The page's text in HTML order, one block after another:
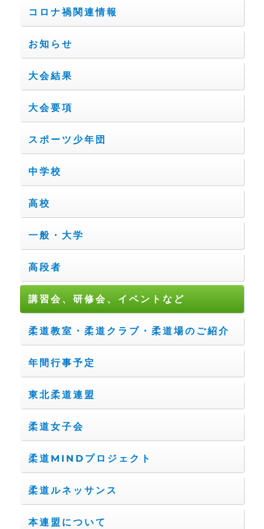
コロナ禍関連情報
お知らせ
大会結果
大会要項
スポーツ少年団
中学校
高校
一般・大学
高段者
講習会、研修会、イベントなど
柔道教室・柔道クラブ・柔道場のご紹介
年間行事予定
東北柔道連盟
柔道女子会
柔道MINDプロジェクト
柔道ルネッサンス
本連盟について